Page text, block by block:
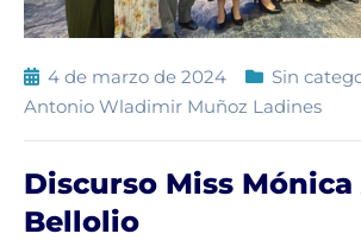
4 de marzo de 2024 Sin
Antonio Wladimir Muñoz Ladines
Discurso Miss
Bellolio